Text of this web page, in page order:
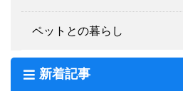
ペットとの暮らし
新着記事